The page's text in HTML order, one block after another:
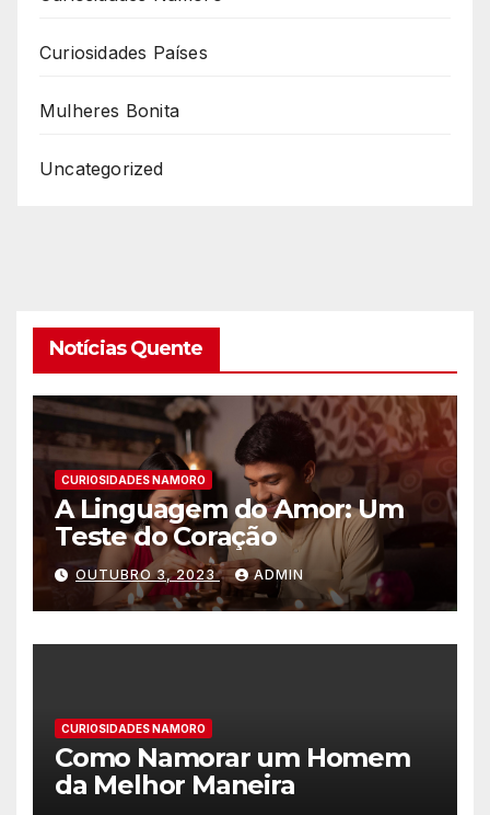
Curiosidades Países
Mulheres Bonita
Uncategorized
Notícias Quente
CURIOSIDADES NAMORO
A Linguagem do Amor: Um
Teste do Coração
OUTUBRO 3, 2023 ADMIN
CURIOSIDADES NAMORO
Como Namorar um Homem
da Melhor Maneira